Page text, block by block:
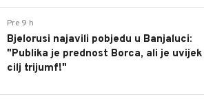
Pre 9 h
Bjelorusi najavili pobjedu u Banjaluci:
"Publika je prednost Borca, ali je uvijek
cilj trijumf!"